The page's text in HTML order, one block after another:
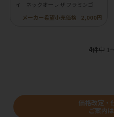
イ ネックオーレ ザ フラミンゴ
メーカー希望小売価格
2,000円
4件中 1
価格改定・
ご案内